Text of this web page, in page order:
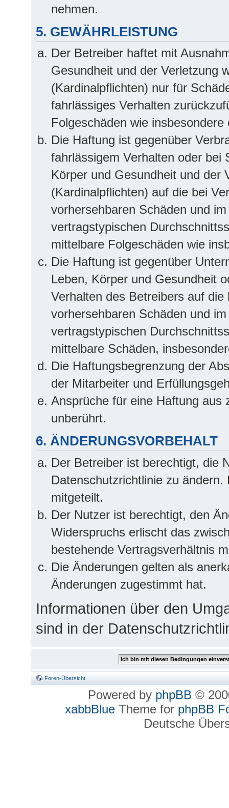
nehmen.
5. GEWÄHRLEISTUNG
Der Betreiber haftet mit
Gesundheit und der Verletzung
(Kardinalpflichten) nur für
fahrlässiges Verhalten
Folgeschäden wie
Die Haftung ist gegenüber
fahrlässigem Verhalten oder bei
Körper und Gesundheit und der
(Kardinalpflichten) auf die bei
vorhersehbaren Schäden und
vertragstypischen
mittelbare Folgeschäden wie
Die Haftung ist gegenüber
Leben, Körper und Gesundheit
Verhalten des Betreibers auf
vorhersehbaren Schäden und
vertragstypischen
mittelbare Schäden,
Die Haftungsbegrenzung der
der Mitarbeiter und
Ansprüche für eine Haftung aus
unberührt.
6. ÄNDERUNGSVORBEHALT
Der Betreiber ist berechtigt, die
Datenschutzrichtlinie zu
mitgeteilt.
Der Nutzer ist berechtigt, den
Widerspruchs erlischt das
bestehende Vertragsverhältnis
Die Änderungen gelten als
Änderungen zugestimmt hat.
Informationen über den
sind in der
Foren-Übersicht
Powered by phpBB ©
xabbBlue Theme for phpBB
Deutsche